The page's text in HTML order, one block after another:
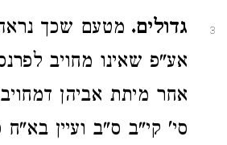
3 גדולים. מטעם שכך
אע"פ שאינו מחויב
אחר מיתת אביהן
סי' קי"ב ס"ב ועיין